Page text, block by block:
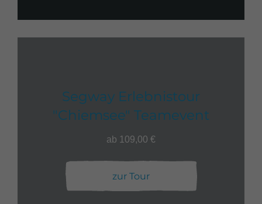
Segway Erlebnistour
"Chiemsee" Teamevent
ab 109,00 €
zur Tour